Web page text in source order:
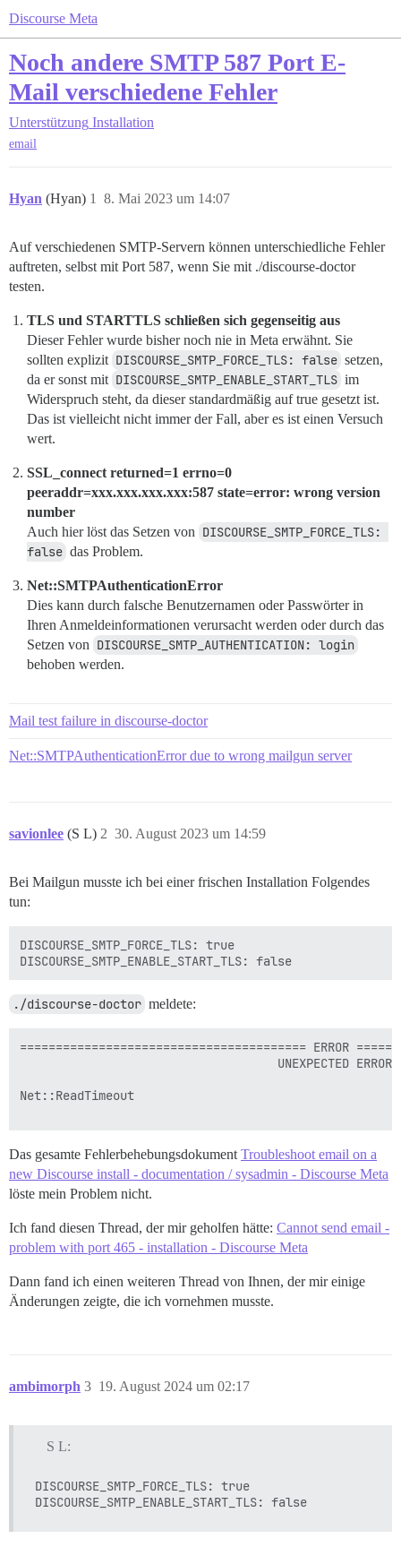
Discourse Meta
Noch andere SMTP 587 Port E-
Mail verschiedene Fehler
Unterstützung Installation
email
Hyan (Hyan) 8. Mai 2023 um 14:07
1
Auf verschiedenen SMTP-Servern können unterschiedliche Fehler
auftreten, selbst mit Port 587, wenn Sie mit ./discourse-doctor
testen.
TLS und STARTTLS schließen sich gegenseitig aus
Dieser Fehler wurde bisher noch nie in Meta erwähnt. Sie
sollten explizit DISCOURSE_SMTP_FORCE_TLS: false setzen,
da er sonst mit DISCOURSE_SMTP_ENABLE_START_TLS im
Widerspruch steht, da dieser standardmäßig auf true gesetzt ist.
Das ist vielleicht nicht immer der Fall, aber es ist einen Versuch
wert.
SSL_connect returned=1 errno=0
peeraddr=xxx.xxx.xxx.xxx:587 state=error: wrong version
number
Auch hier löst das Setzen von DISCOURSE_SMTP_FORCE_TLS:
false das Problem.
Net::SMTPAuthenticationError
Dies kann durch falsche Benutzernamen oder Passwörter in
Ihren Anmeldeinformationen verursacht werden oder durch das
Setzen von DISCOURSE_SMTP_AUTHENTICATION: login
behoben werden.
Mail test failure in discourse-doctor
Net::SMTPAuthenticationError due to wrong mailgun server
savionlee (S L) 30. August 2023 um 14:59
2
Bei Mailgun musste ich bei einer frischen Installation Folgendes
tun:
DISCOURSE_SMTP_FORCE_TLS: true
./discourse-doctor meldete:
======================================== ERROR
                                    UNEXPECTED ERROR
Net::ReadTimeout
Das gesamte Fehlerbehebungsdokument Troubleshoot email on a
new Discourse install - documentation / sysadmin - Discourse Meta
löste mein Problem nicht.
Ich fand diesen Thread, der mir geholfen hätte: Cannot send email -
problem with port 465 - installation - Discourse Meta
Dann fand ich einen weiteren Thread von Ihnen, der mir einige
Änderungen zeigte, die ich vornehmen musste.
ambimorph 19. August 2024 um 02:17
3
S L:
DISCOURSE_SMTP_FORCE_TLS: true